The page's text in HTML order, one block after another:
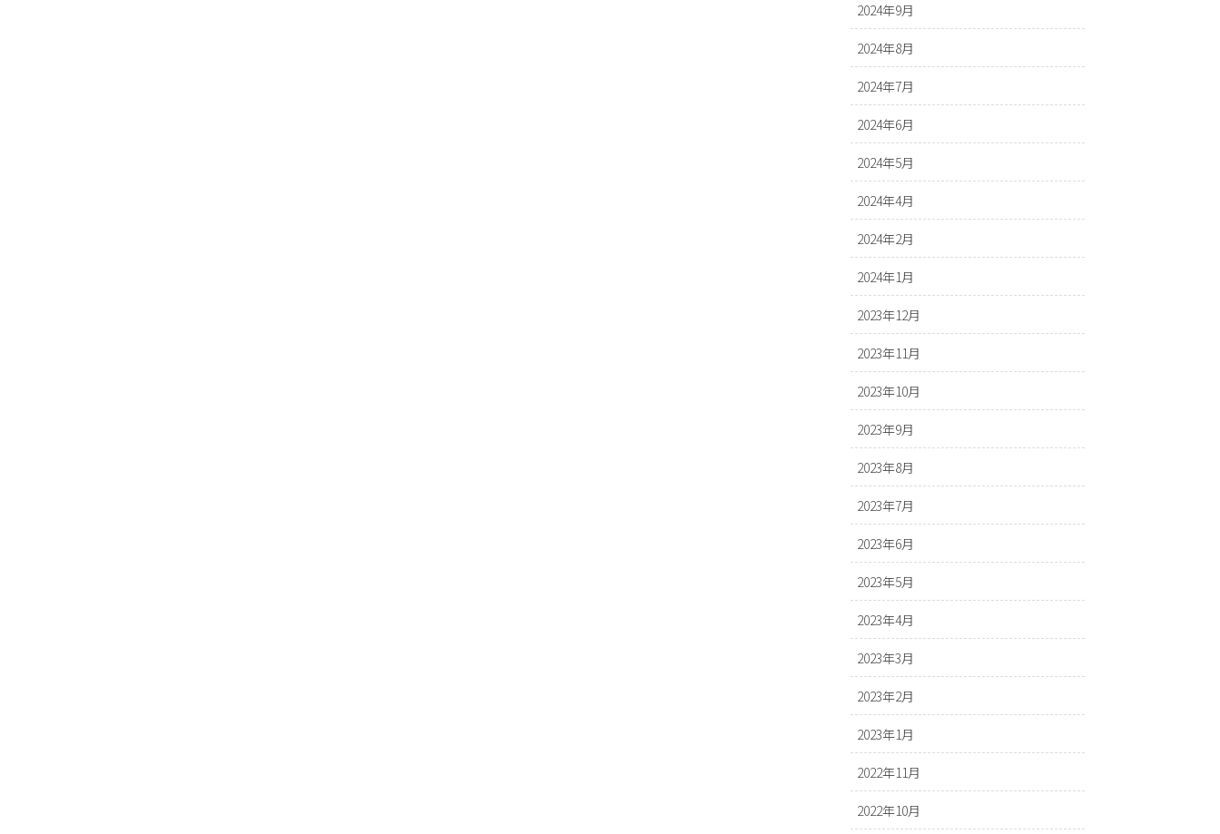
2024年9月
2024年8月
2024年7月
2024年6月
2024年5月
2024年4月
2024年2月
2024年1月
2023年12月
2023年11月
2023年10月
2023年9月
2023年8月
2023年7月
2023年6月
2023年5月
2023年4月
2023年3月
2023年2月
2023年1月
2022年11月
2022年10月